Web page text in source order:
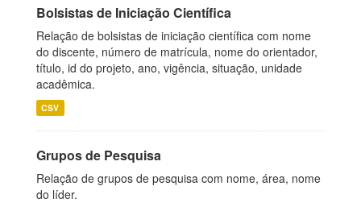
Bolsistas de Iniciação Científica
Relação de bolsistas de iniciação científica com nome
do discente, número de matrícula, nome do orientador,
título, id do projeto, ano, vigência, situação, unidade
acadêmica.
CSV
Grupos de Pesquisa
Relação de grupos de pesquisa com nome, área, nome
do líder.